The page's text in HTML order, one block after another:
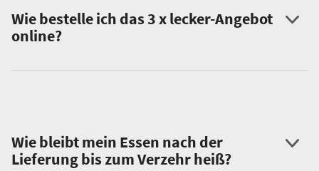
Wie bestelle ich das 3 x lecker-Angebot
online?
Wie bleibt mein Essen nach der
Lieferung bis zum Verzehr heiß?